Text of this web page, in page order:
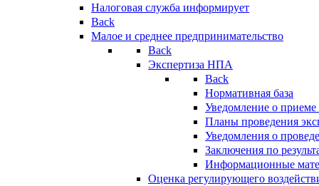
Налоговая служба информирует
Back
Малое и среднее предпринимательство
Back
Экспертиза НПА
Back
Нормативная база
Уведомление о
Планы проведения
Уведомления о
Заключения по
Информационные
Оценка регулирующего